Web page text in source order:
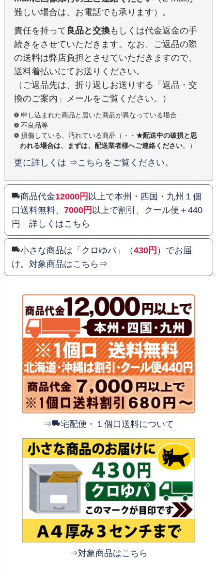
難しい場合は、お電話でも承ります）。
責任を持って 良品と交換もしくは代金返金の手
続きをさせていただきます。なお、ご返品の際
の送料は弊店負担とさせていただきますので、
送料着払いにてお送りください。
（ご返品先は、折り返しお送りする「返品・交
換のご案内」メールをご覧ください。）
申し込まれた商品と届いた商品が異なっている場合
不良品等
損傷している、汚れている商品（・・ ★配送中の破損と思
われる場合は、まずは、配送業者様へご連絡ください。）
更に詳しくは ⇒こちらをご覧ください。
商品代金12000円 以上で本州・四国・九州１個
口送料無料、 7000円 以上で割引、クール便＋440
円 詳しくはこちら
小さな商品は「クロゆパ」（430円 ）でお届
け。対象商品はこちら⇒
⇒ 宅配便・１個口送料について
⇒対象商品はこちら